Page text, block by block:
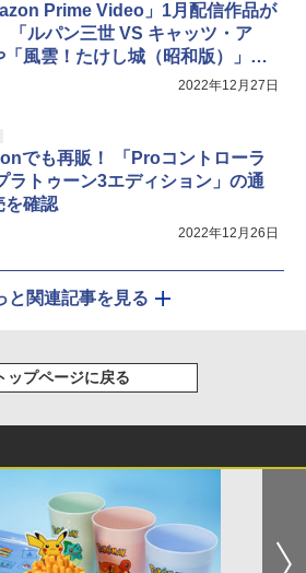
Prime Video」1月配信作品が
「ルパン三世 VS キャッツ・ア
「風雲！たけし城（昭和版）」が
2022年12月27日
でも再販！ 「Proコントローラ
ラトゥーン3エディション」の通
を確認
2022年12月26日
と関連記事を見る
ップページに戻る